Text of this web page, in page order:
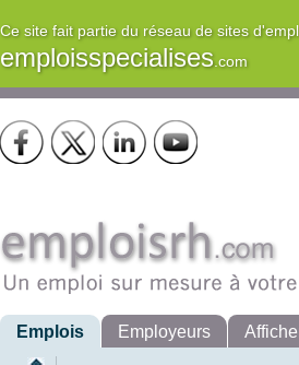
Ce site fait partie du réseau de sites
emploisspecialises.com
Emplois Employeurs